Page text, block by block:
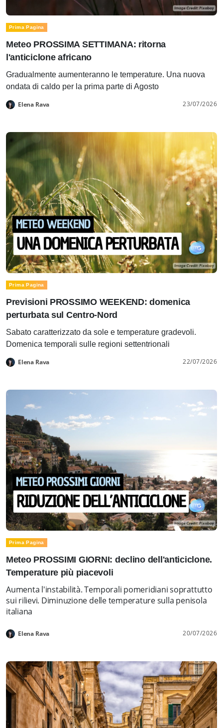
Prima Pagina
Meteo PROSSIMA SETTIMANA: ritorna
l'anticiclone africano
Gradualmente aumenteranno le temperature. Una nuova
ondata di caldo per la prima parte di Agosto
Elena Rava 23/07/2026
Prima Pagina
Previsioni PROSSIMO WEEKEND: domenica
perturbata sul Centro-Nord
Sabato caratterizzato da sole e temperature gradevoli.
Domenica temporali sulle regioni settentrionali
Elena Rava 22/07/2026
Prima Pagina
Meteo PROSSIMI GIORNI: declino dell'anticiclone.
Temperature più piacevoli
Aumenta l'instabilità. Temporali pomeridiani soprattutto
sui rilievi. Diminuzione delle temperature sulla penisola
italiana
Elena Rava 20/07/2026